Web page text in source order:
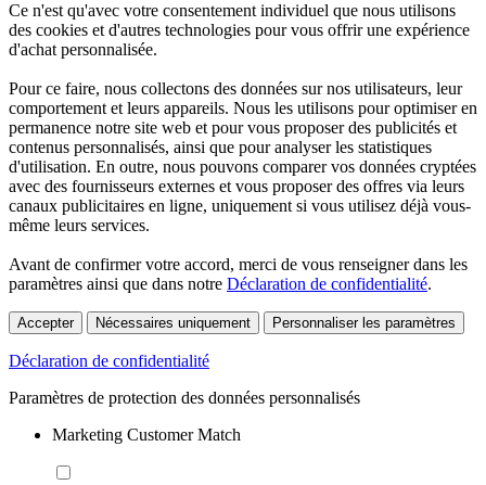
Ce n'est qu'avec votre consentement individuel que nous utilisons
des cookies et d'autres technologies pour vous offrir une expérience
d'achat personnalisée.
Pour ce faire, nous collectons des données sur nos utilisateurs, leur
comportement et leurs appareils. Nous les utilisons pour optimiser en
permanence notre site web et pour vous proposer des publicités et
contenus personnalisés, ainsi que pour analyser les statistiques
d'utilisation. En outre, nous pouvons comparer vos données cryptées
avec des fournisseurs externes et vous proposer des offres via leurs
canaux publicitaires en ligne, uniquement si vous utilisez déjà vous-
même leurs services.
Avant de confirmer votre accord, merci de vous renseigner dans les
paramètres ainsi que dans notre Déclaration de confidentialité.
Accepter Nécessaires uniquement Personnaliser les paramètres
Déclaration de confidentialité
Paramètres de protection des données personnalisés
Marketing Customer Match